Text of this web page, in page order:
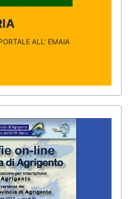
ALL' EMAIA